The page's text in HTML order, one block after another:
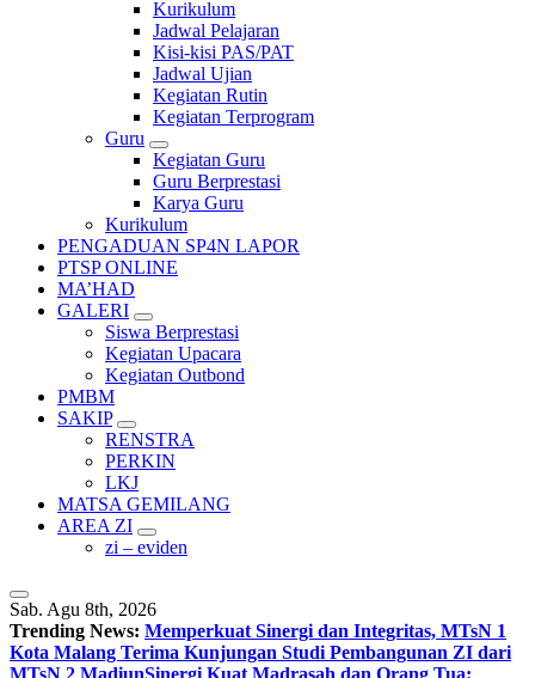
Kurikulum
Jadwal Pelajaran
Kisi-kisi PAS/PAT
Jadwal Ujian
Kegiatan Rutin
Kegiatan Terprogram
Guru
Kegiatan Guru
Guru Berprestasi
Karya Guru
Kurikulum
PENGADUAN SP4N LAPOR
PTSP ONLINE
MA’HAD
GALERI
Siswa Berprestasi
Kegiatan Upacara
Kegiatan Outbond
PMBM
SAKIP
RENSTRA
PERKIN
LKJ
MATSA GEMILANG
AREA ZI
zi – eviden
Sab. Agu 8th, 2026
Trending News: Memperkuat Sinergi dan Integritas, MTsN 1
Kota Malang Terima Kunjungan Studi Pembangunan ZI dari
MTsN 2 MadiunSinergi Kuat Madrasah dan Orang Tua: